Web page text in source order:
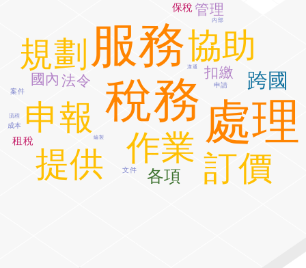
稅務
服務
處理
申報
作業
協助
規劃
提供 訂價
跨國
各項
扣繳
國內 法令
管理
保稅
租稅
申請
成本
文件
案件
內部
流程
溝通
編製